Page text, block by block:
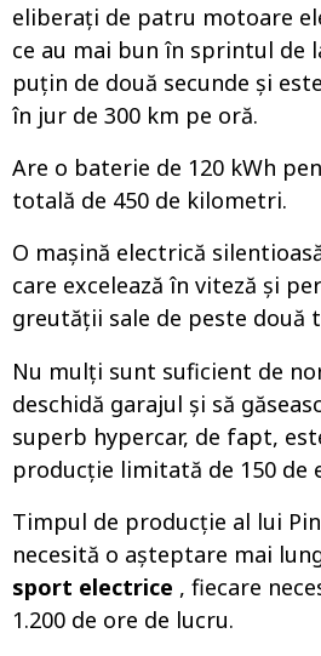
eliberați de patru motoare
ce au mai bun în sprintul de
puțin de două secunde și
în jur de 300 km pe oră.
Are o baterie de 120 kWh
totală de 450 de kilometri.
O mașină electrică
care excelează în viteză și
greutății sale de peste două
Nu mulți sunt suficient de
deschidă garajul și să
superb hypercar, de fapt,
producție limitată de 150 de
Timpul de producție al lui
necesită o așteptare mai
sport electrice , fiecare
1.200 de ore de lucru.